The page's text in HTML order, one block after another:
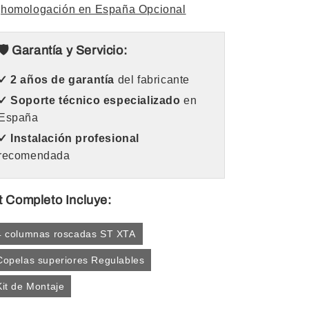
homologación en España Opcional
Garantía y Servicio:
2 años de garantía del fabricante
Soporte técnico especializado en
Instalación profesional
Completo Incluye:
columnas roscadas ST XTA
superiores Regulables
de Montaje